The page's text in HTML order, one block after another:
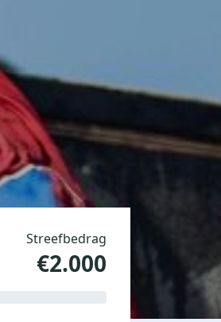
Streefbedrag
€2.000